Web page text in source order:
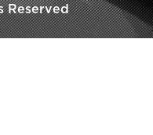
Reserved